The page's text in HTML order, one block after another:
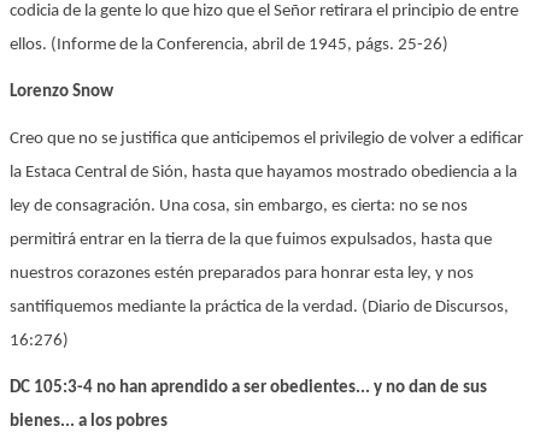
codicia de la gente lo que hizo que el Señor retirara el principio de entre
ellos. (Informe de la Conferencia, abril de 1945, págs. 25-26)
Lorenzo Snow
Creo que no se justifica que anticipemos el privilegio de volver a edificar
la Estaca Central de Sión, hasta que hayamos mostrado obediencia a la
ley de consagración. Una cosa, sin embargo, es cierta: no se nos
permitirá entrar en la tierra de la que fuimos expulsados, hasta que
nuestros corazones estén preparados para honrar esta ley, y nos
santifiquemos mediante la práctica de la verdad. (Diario de Discursos,
16:276)
DC 105:3-4 no han aprendido a ser obedientes... y no dan de sus
bienes... a los pobres